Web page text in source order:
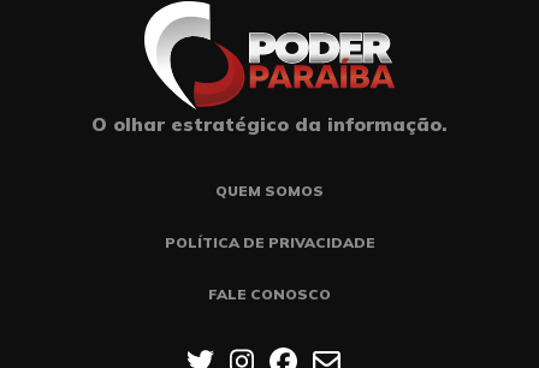
O olhar estratégico da informação.
QUEM SOMOS
POLÍTICA DE PRIVACIDADE
FALE CONOSCO